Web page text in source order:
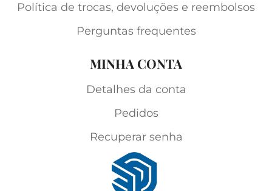
Política de trocas, devoluções e reembolsos
Perguntas frequentes
MINHA CONTA
Detalhes da conta
Pedidos
Recuperar senha